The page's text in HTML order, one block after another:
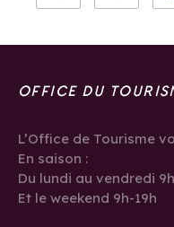
OFFICE DU
L’Office de Tourisme
En saison :
Du lundi au vendredi
Et le weekend 9h-19h